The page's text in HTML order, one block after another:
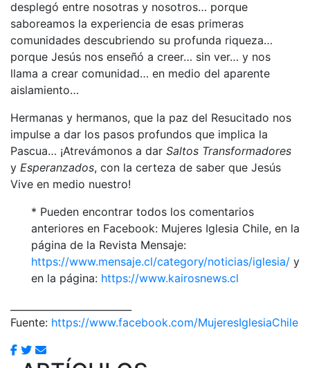
desplegó entre nosotras y nosotros… porque
saboreamos la experiencia de esas primeras
comunidades descubriendo su profunda riqueza…
porque Jesús nos enseñó a creer… sin ver… y nos
llama a crear comunidad… en medio del aparente
aislamiento…
Hermanas y hermanos, que la paz del Resucitado nos
impulse a dar los pasos profundos que implica la
Pascua… ¡Atrevámonos a dar Saltos Transformadores
y Esperanzados, con la certeza de saber que Jesús
Vive en medio nuestro!
* Pueden encontrar todos los comentarios
anteriores en Facebook: Mujeres Iglesia Chile, en la
página de la Revista Mensaje:
https://www.mensaje.cl/category/noticias/iglesia/ y
en la página: https://www.kairosnews.cl
Fuente: https://www.facebook.com/MujeresIglesiaChile